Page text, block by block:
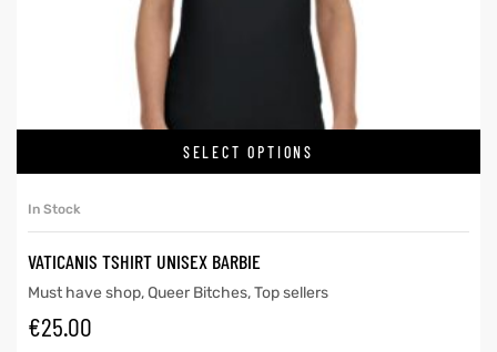
SELECT OPTIONS
In Stock
VATICANIS TSHIRT UNISEX BARBIE
Must have shop,Queer Bitches,Top sellers
€25.00